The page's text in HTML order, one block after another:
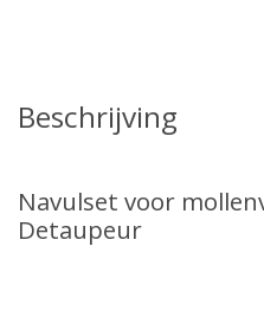
Beschrijving
Navulset voor
Detaupeur